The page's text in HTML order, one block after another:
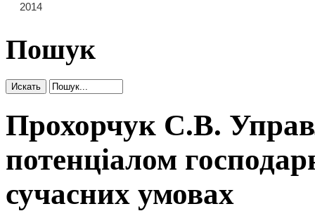
2014
Пошук
Прохорчук С.В.
потенціалом
сучасних умовах